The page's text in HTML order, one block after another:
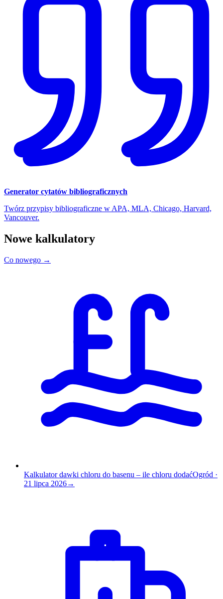
Generator cytatów bibliograficznych
Twórz przypisy bibliograficzne w APA, MLA, Chicago, Harvard,
Vancouver.
Nowe kalkulatory
Co nowego →
Kalkulator dawki chloru do basenu – ile chloru dodaćOgród ·
21 lipca 2026→